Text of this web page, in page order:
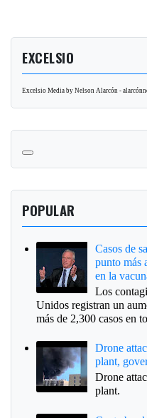
EXCELSIO
Excelsio Media by Nelson Alarcón -
POPULAR
Casos de
punto más
en la
Los
Unidos registran un
más de 2,300 casos en
Drone
plant,
Drone
plant.